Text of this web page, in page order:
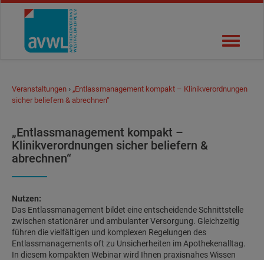
Benutzername
Password
Veranstaltungen › „Entlassmanagement kompakt – Klinikverordnungen
sicher beliefern & abrechnen“
„Entlassmanagement kompakt –
Klinikverordnungen sicher beliefern &
abrechnen“
Nutzen:
Das Entlassmanagement bildet eine entscheidende Schnittstelle
zwischen stationärer und ambulanter Versorgung. Gleichzeitig
führen die vielfältigen und komplexen Regelungen des
Entlassmanagements oft zu Unsicherheiten im Apothekenalltag.
In diesem kompakten Webinar wird Ihnen praxisnahes Wissen